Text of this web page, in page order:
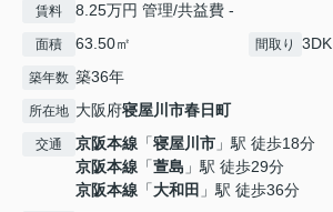
賃料 8.25万円 管理/共益費 -
面積 63.50㎡ 間取り 3DK
築年数 築36年
所在地 大阪府寝屋川市春日町
交通 京阪本線 「寝屋川市 」駅 徒歩18分
京阪本線 「萱島 」駅 徒歩29分
京阪本線 「大和田 」駅 徒歩36分